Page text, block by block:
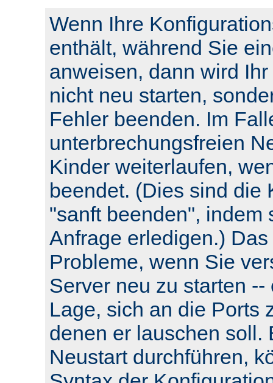
Wenn Ihre
enthält, während Sie
anweisen, dann wird
nicht neu starten,
Fehler beenden. Im
unterbrechungsfreien
Kinder weiterlaufen,
beendet. (Dies sind die
"sanft beenden", indem
Anfrage erledigen.)
Probleme, wenn Sie
Server neu zu starten
Lage, sich an die Ports
denen er lauschen soll.
Neustart durchführen,